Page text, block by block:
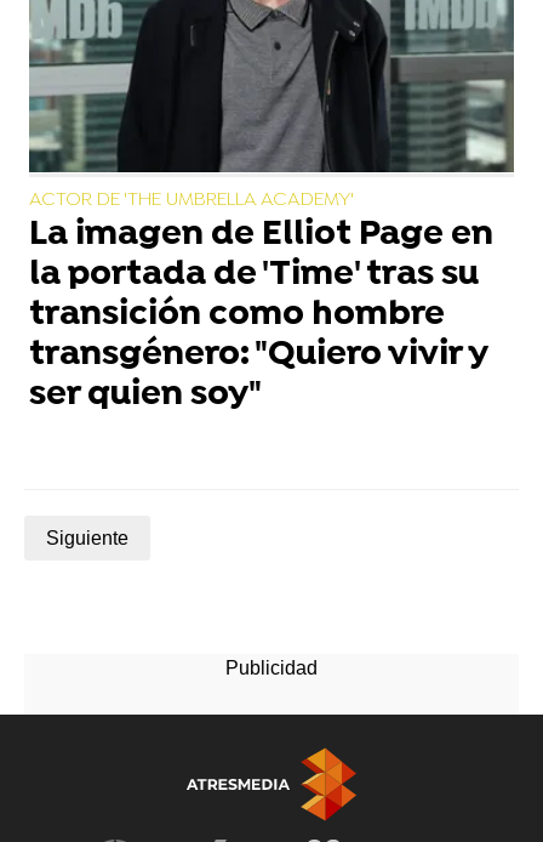
ACTOR DE 'THE UMBRELLA ACADEMY'
La imagen de Elliot Page en
la portada de 'Time' tras su
transición como hombre
transgénero: "Quiero vivir y
ser quien soy"
Siguiente